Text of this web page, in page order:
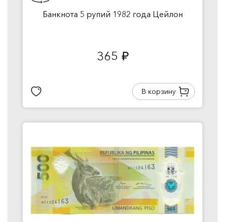
Банкнота 5 рупий 1982 года Цейлон
365 руб.
В корзину